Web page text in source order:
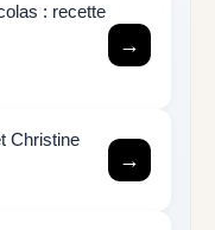
: recette
→
Christine
→